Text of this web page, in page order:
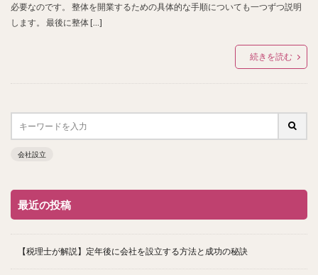
必要なのです。 整体を開業するための具体的な手順についても一つずつ説明
します。 最後に整体 […]
続きを読む
会社設立
最近の投稿
【税理士が解説】定年後に会社を設立する方法と成功の秘訣